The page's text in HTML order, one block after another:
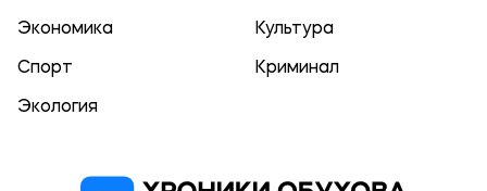
Экономика Культура
Спорт Криминал
Экология